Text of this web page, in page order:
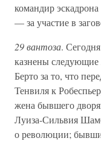
командир
— за участие в
29 вантоза.
казнены следующие
Берто за то, что
Тенвиля к
жена бывшего
Луиза-Сильвия
о революции;